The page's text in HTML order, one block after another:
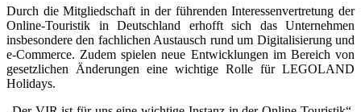
Durch die Mitgliedschaft in der führenden Interessenvertretung der
Online-Touristik in Deutschland erhofft sich das Unternehmen
insbesondere den fachlichen Austausch rund um Digitalisierung und
e-Commerce. Zudem spielen neue Entwicklungen im Bereich von
gesetzlichen Änderungen eine wichtige Rolle für LEGOLAND
Holidays.